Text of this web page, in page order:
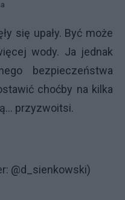
się upały. Być może
wody. Ja jednak
bezpieczeństwa
choćby na kilka
przyzwoitsi.
@d_sienkowski)